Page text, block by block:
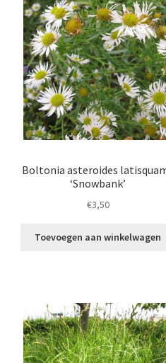
Boltonia asteroides
‘Snowbank’
€3,50
Toevoegen aan winkelwagen